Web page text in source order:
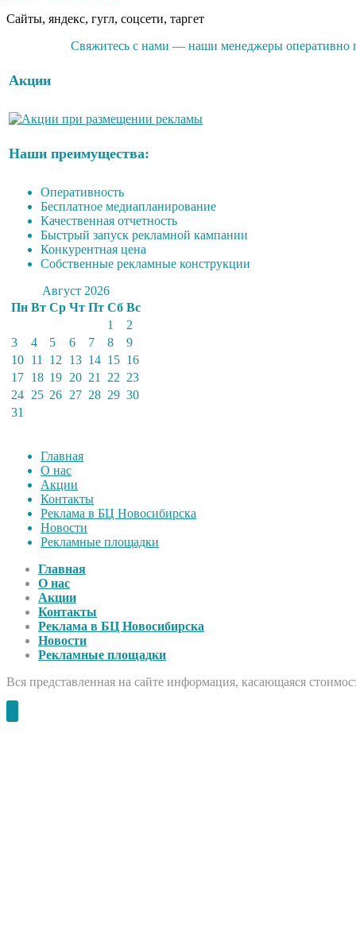
Сайты, яндекс, гугл, соцсети, таргет
Свяжитесь с нами — наши менеджеры оперативно
Акции
Наши преимущества:
Оперативность
Бесплатное медиапланирование
Качественная отчетность
Быстрый запуск рекламной кампании
Конкурентная цена
Собственные рекламные конструкции
Август 2026
Пн Вт Ср Чт Пт Сб Вс
1
2
3
4 5 6 7 8
9
10 11 12 13 14 15 16
17 18 19 20 21 22 23
24 25 26 27 28 29 30
31
Главная
О нас
Акции
Контакты
Реклама в БЦ Новосибирска
Новости
Рекламные площадки
Главная
О нас
Акции
Контакты
Реклама в БЦ Новосибирска
Новости
Рекламные площадки
Вся представленная на сайте информация, касающаяся